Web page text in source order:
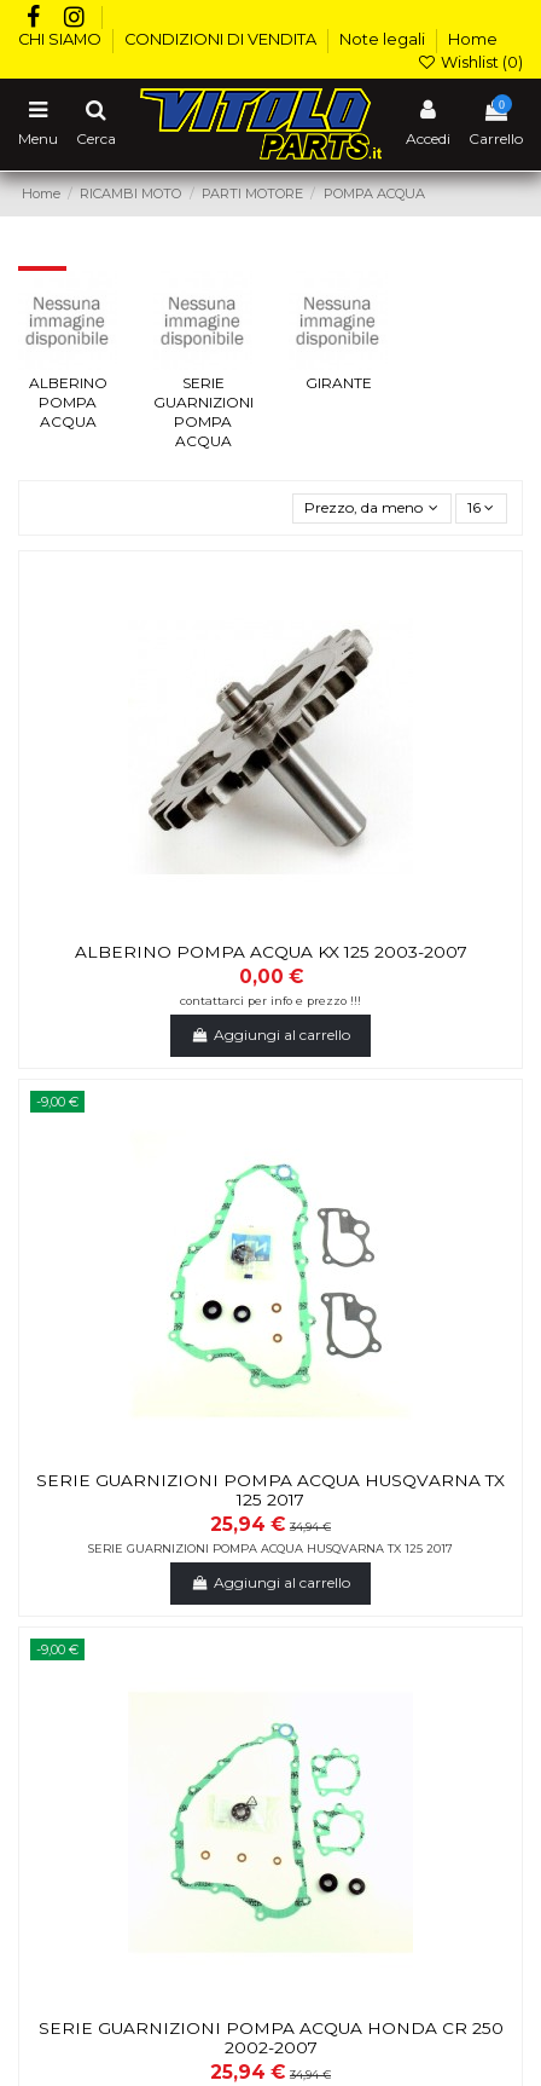
CHI SIAMO CONDIZIONI DI VENDITA Note legali
Home
Wishlist (0)
Menu Cerca Accedi
0
Carrello
Home RICAMBI MOTO PARTI MOTORE POMPA ACQUA
ALBERINO
POMPA
ACQUA
SERIE
GUARNIZIONI
POMPA
ACQUA
GIRANTE
Prezzo, da meno caro a più caro
16
ALBERINO POMPA ACQUA KX 125 2003-2007
0,00 €
contattarci per info e prezzo !!!
Aggiungi al carrello
-9,00 €
SERIE GUARNIZIONI POMPA ACQUA HUSQVARNA TX
125 2017
25,94 € 34,94 €
SERIE GUARNIZIONI POMPA ACQUA HUSQVARNA TX 125 2017
Aggiungi al carrello
-9,00 €
SERIE GUARNIZIONI POMPA ACQUA HONDA CR 250
2002-2007
25,94 € 34,94 €